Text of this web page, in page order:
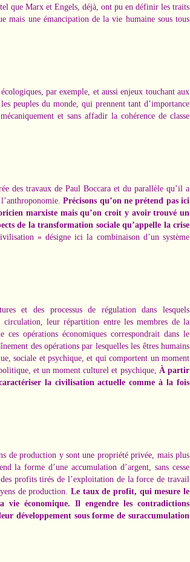
que Marx et Engels, déjà, ont pu en définir les traits
mais une émancipation de la vie humaine sous tous
par exemple, et aussi enjeux touchant aux
peuples du monde, qui prennent tant d’importance
et sans affadir la cohérence de classe
des travaux de Paul Boccara et du parallèle qu’il a
l’anthroponomie.Précisons qu’on ne prétend pas ici
marxiste mais qu’on croit y avoir trouvé un
de la transformation sociale qu’appelle la crise
» désigne ici la combinaison d’un système
et des processus de régulation dans lesquels
circulation, leur répartition entre les membres de la
opérations économiques correspondrait dans le
des opérations par lesquelles les êtres humains
sociale et psychique, et qui comportent un moment
et un moment culturel et psychique, À partir
la civilisation actuelle comme à la fois
de production y sont une propriété privée, mais plus
la forme d’une accumulation d’argent, sans cesse
profits tirés de l’exploitation de la force de travail
de production.Le taux de profit, qui mesure le
économique. Il engendre les contradictions
développement sous forme de suraccumulation